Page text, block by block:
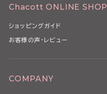
Chacott ONLINE SHOP
ショッピングガイド
お客様の声・レビュー
COMPANY